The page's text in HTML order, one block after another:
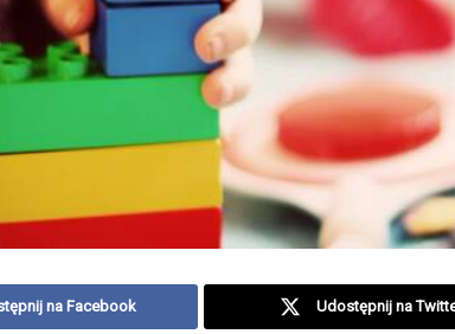
na Facebook Udostępnij na